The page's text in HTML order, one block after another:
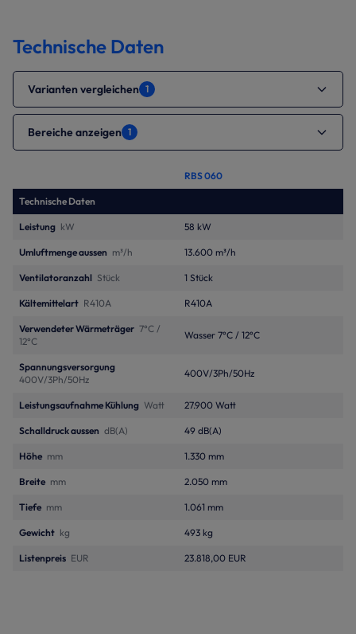
Technische Daten
Varianten vergleichen 1
Bereiche anzeigen 1
RBS 060
Technische Daten
Leistung kW 58 kW
Umluftmenge aussen m³/h 13.600 m³/h
Ventilatoranzahl Stück 1 Stück
Kältemittelart R410A R410A
Verwendeter Wärmeträger 7°C /
12°C
Wasser 7°C / 12°C
Spannungsversorgung
400V/3Ph/50Hz
400V/3Ph/50Hz
Leistungsaufnahme Kühlung Watt 27.900 Watt
Schalldruck aussen dB(A) 49 dB(A)
Höhe mm 1.330 mm
Breite mm 2.050 mm
Tiefe mm 1.061 mm
Gewicht kg 493 kg
Listenpreis EUR 23.818,00 EUR